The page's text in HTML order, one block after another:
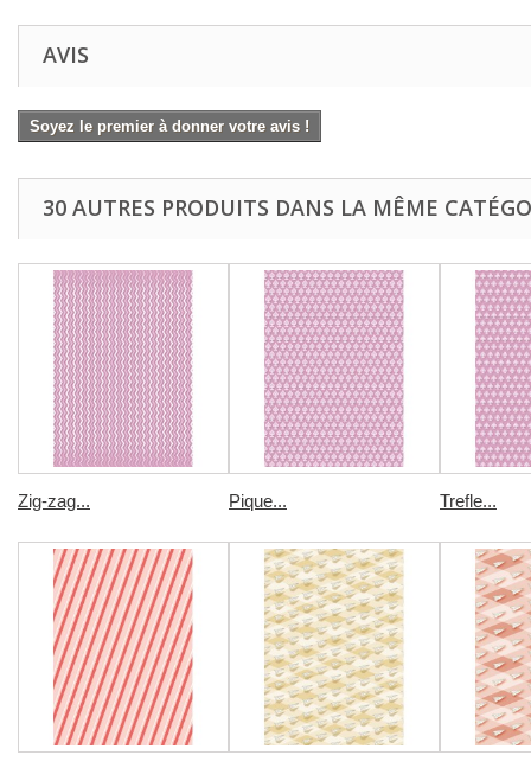
AVIS
Soyez le premier à donner votre avis !
30 AUTRES PRODUITS DANS LA MÊME
Zig-zag... Pique... Trefle...